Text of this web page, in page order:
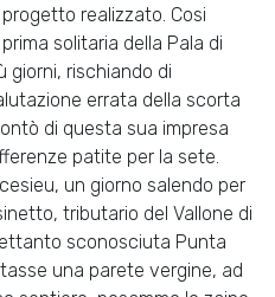
realizzato. Cosi
solitaria della Pala di
giorni, rischiando di
errata della scorta
di questa sua impresa
patite per la sete.
un giorno salendo per
tributario del Vallone di
sconosciuta Punta
una parete vergine, ad